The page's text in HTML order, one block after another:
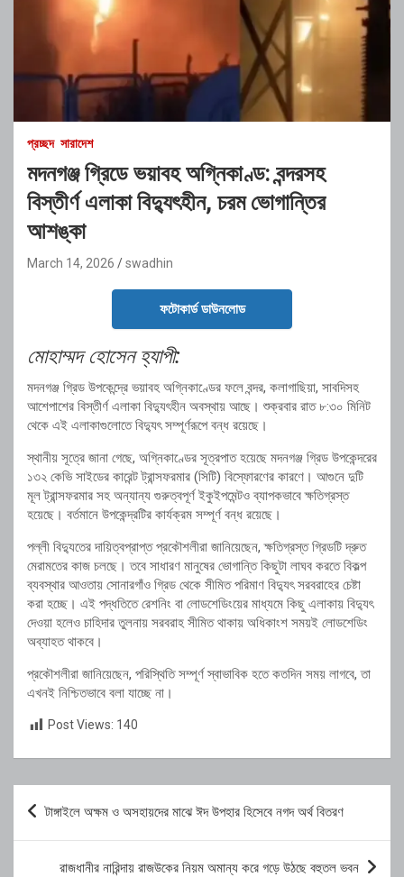
প্রচ্ছদ সারাদেশ
মদনগঞ্জ গ্রিডে ভয়াবহ অগ্নিকাণ্ড: বন্দরসহ
বিস্তীর্ণ এলাকা বিদ্যুৎহীন, চরম ভোগান্তির
আশঙ্কা
March 14, 2026 swadhin
ফটোকার্ড ডাউনলোড
মোহাম্মদহোসেনহ্যাপী:
মদনগঞ্জ গ্রিড উপকেন্দ্রে ভয়াবহ অগ্নিকাণ্ডের ফলেবন্দর, কলাগাছিয়া, সাবদিসহ
আশেপাশের বিস্তীর্ণ এলাকা বিদ্যুৎহীন অবস্থায় আছে। শুক্রবার রাত৮:৩০ মিনিট
থেকে এই এলাকাগুলোতেবিদ্যুৎসম্পূর্ণরূপেবন্ধ রয়েছে।
স্থানীয় সূত্রে জানা গেছে, অগ্নিকাণ্ডের সূত্রপাতহয়েছে মদনগঞ্জ গ্রিড উপকেন্দরের
১৩২ কেভিসাইডের কারেন্টট্রান্সফরমার (সিটি) বিস্ফোরণের কারণে। আগুনে দুটি
মূলট্রান্সফরমার সহ অন্যান্য গুরুত্বপূর্ণ ইকুইপমেন্টওব্যাপকভাবেক্ষতিগ্রস্ত
হয়েছে। বর্তমানে উপকেন্দ্রটির কার্যক্রম সম্পূর্ণ বন্ধ রয়েছে।
পল্লী বিদ্যুতের দায়িত্বপ্রাপ্তপ্রকৌশলীরা জানিয়েছেন,ক্ষতিগ্রস্তগ্রিডটি দ্রুত
মেরামতের কাজ চলছে।তবে সাধারণ মানুষের ভোগান্তিকিছুটা লাঘব করতেবিকল্প
ব্যবস্থার আওতায় সোনারগাঁও গ্রিড থেকে সীমিতপরিমাণ বিদ্যুৎসরবরাহের চেষ্টা
করা হচ্ছে। এই পদ্ধতিতেরেশনিং বা লোডশেডিংয়ের মাধ্যমে কিছু এলাকায় বিদ্যুৎ
দেওয়া হলেও চাহিদারতুলনায় সরবরাহ সীমিতথাকায় অধিকাংশ সময়ই লোডশেডিং
অব্যাহতথাকবে।
প্রকৌশলীরা জানিয়েছেন, পরিস্থিতিসম্পূর্ণ স্বাভাবিক হতেকতদিন সময় লাগবে,তা
এখনই নিশ্চিতভাবে বলা যাচ্ছে না।
Post Views: 140
Post
টাঙ্গাইলে অক্ষম ও অসহায়দের মাঝে ঈদ উপহার হিসেবে নগদ অর্থ বিতরণ
রাজধানীর নারিন্দায় রাজউকের নিয়ম অমান্য করে গড়ে উঠছে বহুতল ভবন